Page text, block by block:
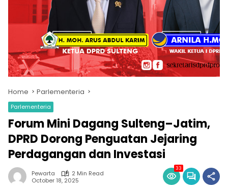
Home Parlementeria
Parlementeria
Forum Mini Dagang Sulteng–Jatim,
DPRD Dorong Penguatan Jejaring
Perdagangan dan Investasi
Pewarta
2 Min Read
October 18, 2025
33